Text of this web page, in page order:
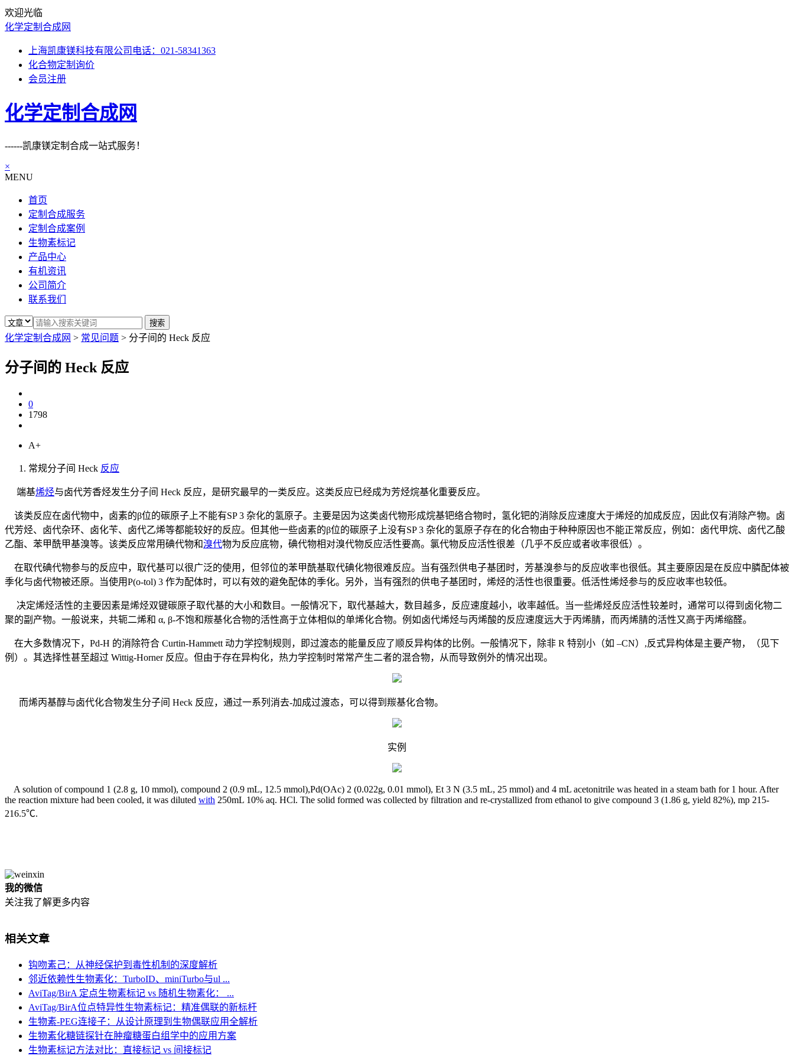
欢迎光临
化学定制合成网
上海凯康镁科技有限公司电话：021-58341363
化合物定制询价
会员注册
化学定制合成网
------凯康镁定制合成一站式服务！
×
MENU
首页
定制合成服务
定制合成案例
生物素标记
产品中心
有机资讯
公司简介
联系我们
化学定制合成网 > 常见问题 > 分子间的 Heck 反应
分子间的 Heck 反应
0
1798
A+
常规分子间 Heck 反应
端基烯烃与卤代芳香烃发生分子间 Heck 反应，是研究最早的一类反应。这类反应已经成为芳烃烷基化重要反应。
该类反应在卤代物中，卤素的β位的碳原子上不能有SP 3 杂化的氢原子。主要是因为这类卤代物形成烷基钯络合物时，氢化钯的消除反应速度大于烯烃的加成反应，因此仅有消除产物。卤
代芳烃、卤代杂环、卤化苄、卤代乙烯等都能较好的反应。但其他一些卤素的β位的碳原子上没有SP 3 杂化的氢原子存在的化合物由于种种原因也不能正常反应，例如：卤代甲烷、卤代乙酸
乙酯、苯甲酰甲基溴等。该类反应常用碘代物和溴代物为反应底物，碘代物相对溴代物反应活性要高。氯代物反应活性很差（几乎不反应或者收率很低）。
在取代碘代物参与的反应中，取代基可以很广泛的使用，但邻位的苯甲酰基取代碘化物很难反应。当有强烈供电子基团时，芳基溴参与的反应收率也很低。其主要原因是在反应中膦配体被
季化与卤代物被还原。当使用P(o-tol) 3 作为配体时，可以有效的避免配体的季化。另外，当有强烈的供电子基团时，烯烃的活性也很重要。低活性烯烃参与的反应收率也较低。
决定烯烃活性的主要因素是烯烃双键碳原子取代基的大小和数目。一般情况下，取代基越大，数目越多，反应速度越小，收率越低。当一些烯烃反应活性较差时，通常可以得到卤化物二
聚的副产物。一般说来，共轭二烯和 α, β-不饱和羰基化合物的活性高于立体相似的单烯化合物。例如卤代烯烃与丙烯酸的反应速度远大于丙烯腈，而丙烯腈的活性又高于丙烯缩醛。
在大多数情况下，Pd-H 的消除符合 Curtin-Hammett 动力学控制规则，即过渡态的能量反应了顺反异构体的比例。一般情况下，除非 R 特别小（如 –CN）,反式异构体是主要产物，（见下
例）。其选择性甚至超过 Wittig-Horner 反应。但由于存在异构化，热力学控制时常常产生二者的混合物，从而导致例外的情况出现。
而烯丙基醇与卤代化合物发生分子间 Heck 反应，通过一系列消去-加成过渡态，可以得到羰基化合物。
实例
A solution of compound 1 (2.8 g, 10 mmol), compound 2 (0.9 mL, 12.5 mmol),Pd(OAc) 2 (0.022g, 0.01 mmol), Et 3 N (3.5 mL, 25 mmol) and 4 mL acetonitrile was heated in a steam bath for 1 hour. After
the reaction mixture had been cooled, it was diluted with 250mL 10% aq. HCl. The solid formed was collected by filtration and re-crystallized from ethanol to give compound 3 (1.86 g, yield 82%), mp 215-
216.5℃.
我的微信
关注我了解更多内容
相关文章
钩吻素己：从神经保护到毒性机制的深度解析
邻近依赖性生物素化：TurboID、miniTurbo与ul ...
AviTag/BirA 定点生物素标记 vs 随机生物素化： ...
AviTag/BirA位点特异性生物素标记：精准偶联的新标杆
生物素-PEG连接子：从设计原理到生物偶联应用全解析
生物素化糖链探针在肿瘤糖蛋白组学中的应用方案
生物素标记方法对比：直接标记 vs 间接标记